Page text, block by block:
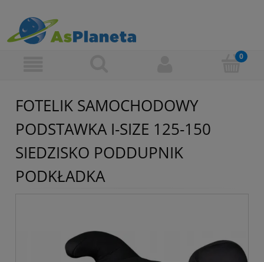
FOTELIK SAMOCHODOWY
PODSTAWKA I-SIZE 125-150
SIEDZISKO PODDUPNIK
PODKŁADKA